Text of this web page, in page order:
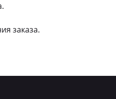
заказа.